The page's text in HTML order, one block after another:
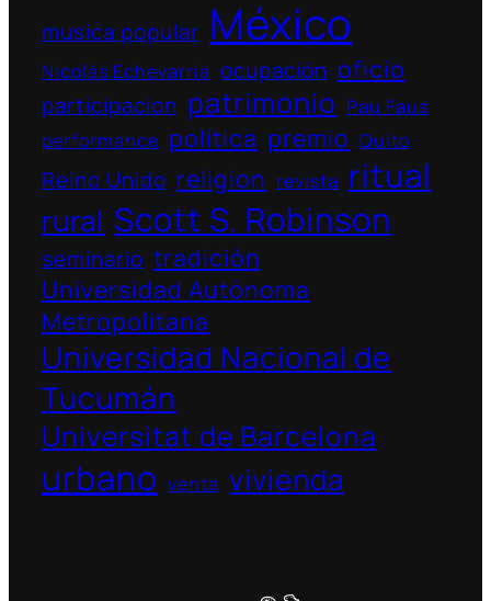
musica popular México
Nicolás Echevarría ocupación oficio
participacion patrimonio Pau Faus
performance política premio Quito
Reino Unido religion revista ritual
rural Scott S. Robinson
seminario tradición
Universidad Autónoma
Metropolitana
Universidad Nacional de
Tucumán
Universitat de Barcelona
urbano venta vivienda